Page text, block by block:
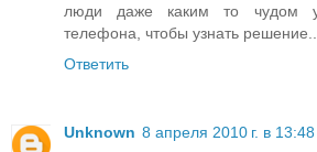
люди даже каким то чудом
телефона, чтобы узнать решение..
Ответить
Unknown 8 апреля 2010 г. в 13:48